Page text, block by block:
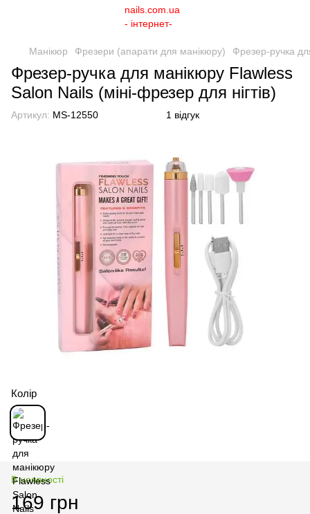
Манікюр Фрезери (апарати для манікюру) Фрезер-ручка
Фрезер-ручка для манікюру Flawless
Salon Nails (міні-фрезер для нігтів)
Артикул: MS-12550 1 відгук
Колір
В наявності
169 грн